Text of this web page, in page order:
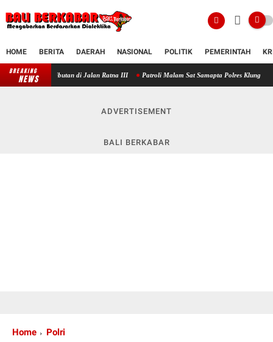
HOME BERITA DAERAH NASIONAL POLITIK PEMERINTAH
BREAKING
NEWS
di Jalan Ratna III Patroli Malam Sat Samapta Polres Klungkung Perkuat
ADVERTISEMENT
BALI BERKABAR
Home Polri